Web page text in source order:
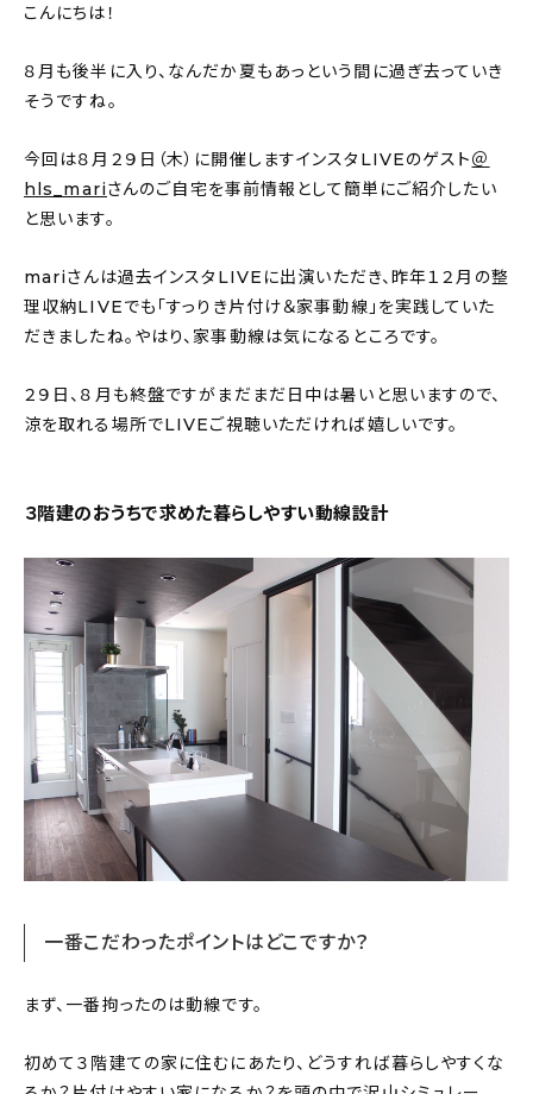
暮らし
daily mukuri / アイテム
インテリア
日用品
キッチン
ギフト
キッズ
About
お問い合わせ
こんにちは！
８月も後半に入り、なんだか夏もあっという間に過ぎ去っていき
そうですね。
今回は８月２９日（木）に開催しますインスタLIVEのゲスト＠
hls_mariさんのご自宅を事前情報として簡単にご紹介したい
と思います。
mariさんは過去インスタLIVEに出演いただき、昨年１２月の整
理収納LIVEでも「すっりき片付け＆家事動線」を実践していた
だきましたね。やはり、家事動線は気になるところです。
２９日、８月も終盤ですがまだまだ日中は暑いと思いますので、
涼を取れる場所でLIVEご視聴いただければ嬉しいです。
３階建のおうちで求めた暮らしやすい動線設計
一番こだわったポイントはどこですか？
まず、一番拘ったのは動線です。
初めて３階建ての家に住むにあたり、どうすれば暮らしやすくな